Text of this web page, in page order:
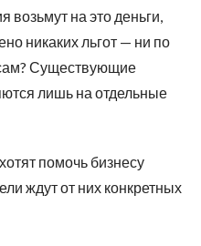
возьмут на это деньги,
никаких льгот — ни по
Существующие
лишь на отдельные
помочь бизнесу
ждут от них конкретных